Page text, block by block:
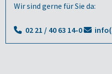
Wir sind gerne für Sie da:
02 21 / 40 63 14-0